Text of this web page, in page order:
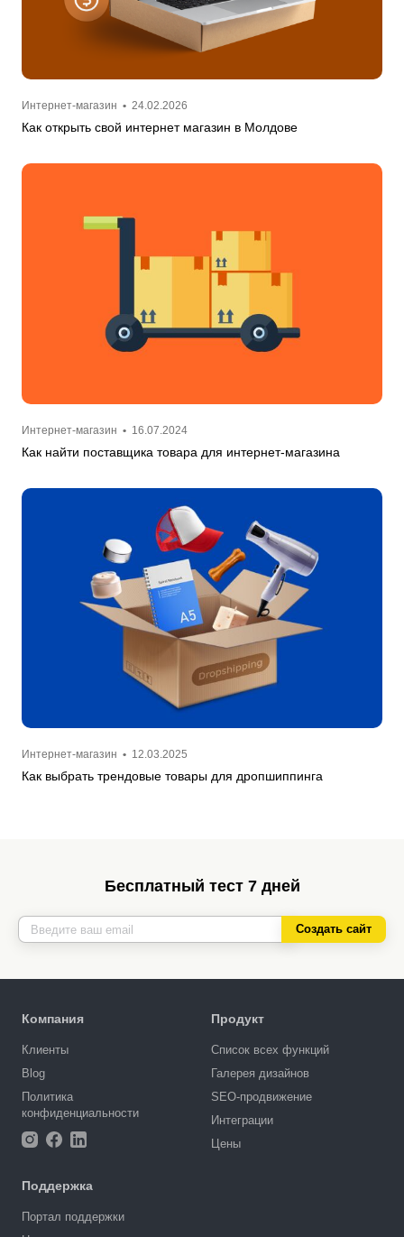
Интернет-магазин • 24.02.2026
Как открыть свой интернет магазин в Молдове
Интернет-магазин • 16.07.2024
Как найти поставщика товара для интернет-магазина
Интернет-магазин • 12.03.2025
Как выбрать трендовые товары для дропшиппинга
Бесплатный тест 7 дней
Создать сайт
Компания
Клиенты
Blog
Политика
конфиденциальности
Продукт
Список всех функций
Галерея дизайнов
SEO-продвижение
Интеграции
Цены
Поддержка
Портал поддержки